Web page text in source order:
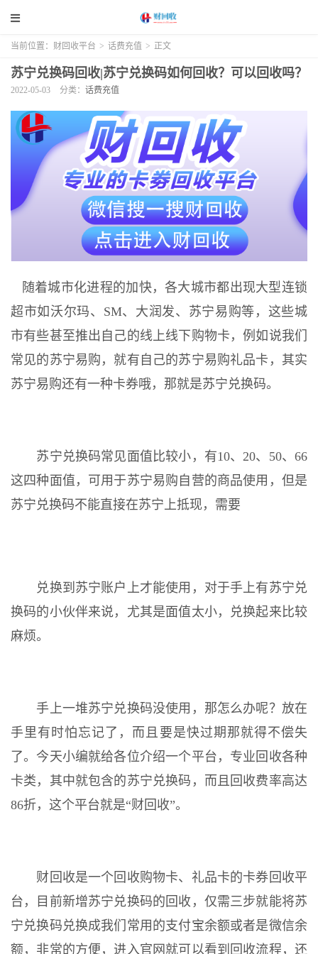
当前位置： 财回收平台 > 话费充值 > 正文
苏宁兑换码回收|苏宁兑换码如何回收？可以回收吗？
2022-05-03 分类： 话费充值
随着城市化进程的加快，各大城市都出现大型连锁
超市如沃尔玛、SM、大润发、苏宁易购等，这些城
市有些甚至推出自己的线上线下购物卡，例如说我们
常见的苏宁易购，就有自己的苏宁易购礼品卡，其实
苏宁易购还有一种卡券哦，那就是苏宁兑换码。
苏宁兑换码常见面值比较小，有10、20、50、66
这四种面值，可用于苏宁易购自营的商品使用，但是
苏宁兑换码不能直接在苏宁上抵现，需要
兑换到苏宁账户上才能使用，对于手上有苏宁兑
换码的小伙伴来说，尤其是面值太小，兑换起来比较
麻烦。
手上一堆苏宁兑换码没使用，那怎么办呢？放在
手里有时怕忘记了，而且要是快过期那就得不偿失
了。今天小编就给各位介绍一个平台，专业回收各种
卡类，其中就包含的苏宁兑换码，而且回收费率高达
86折，这个平台就是“财回收”。
财回收是一个回收购物卡、礼品卡的卡券回收平
台，目前新增苏宁兑换码的回收，仅需三步就能将苏
宁兑换码兑换成我们常用的支付宝余额或者是微信余
额，非常的方便，进入官网就可以看到回收流程，还